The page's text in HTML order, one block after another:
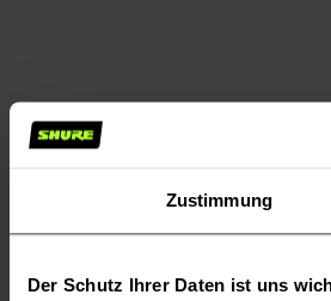
Zustimmung
Der Schutz Ihrer Daten ist uns